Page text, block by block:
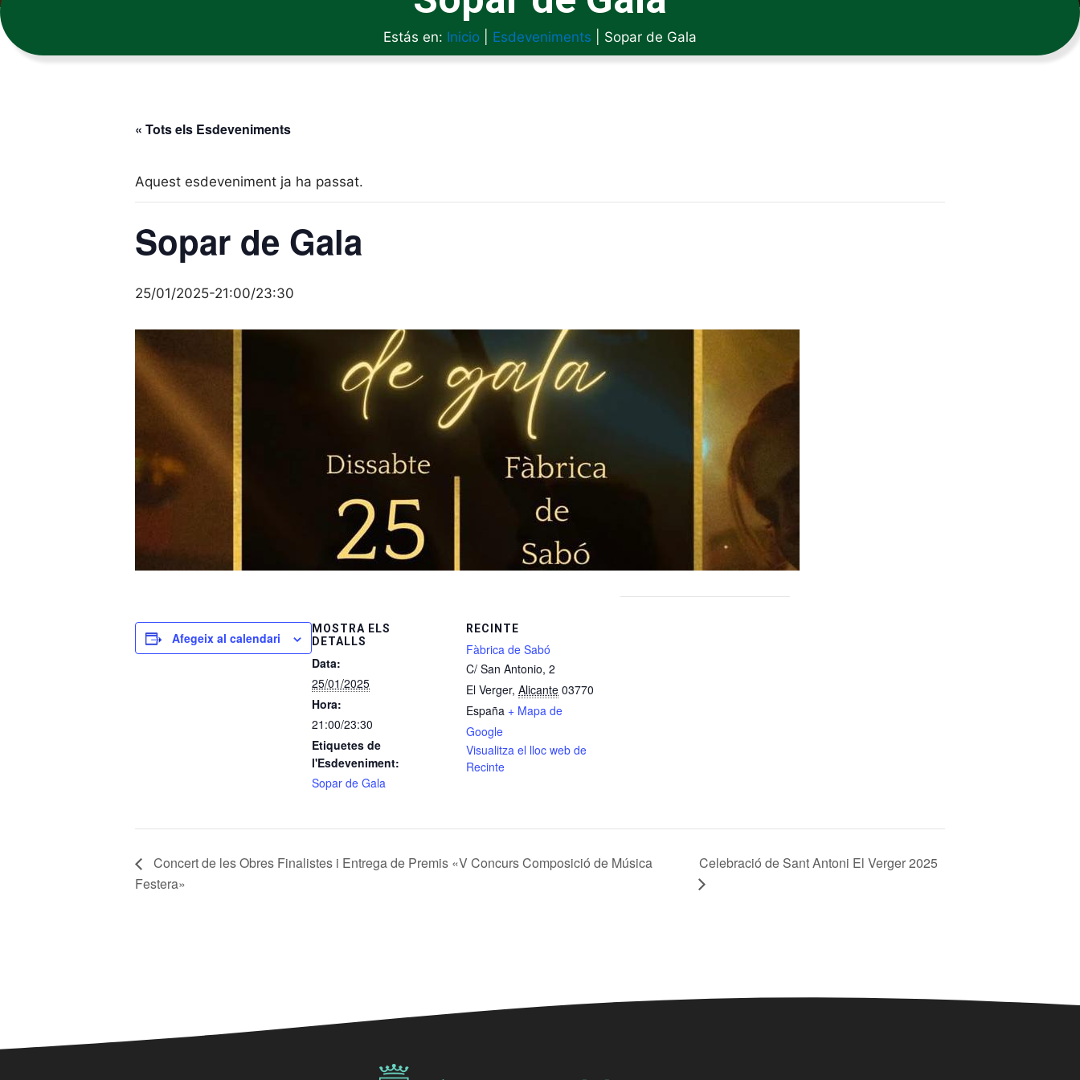
Estás en: Inicio Esdeveniments Sopar de Gala
« Tots els Esdeveniments
Aquest esdeveniment ja ha passat.
Sopar de Gala
25/01/2025-21:00/23:30
Afegeix al calendari
MOSTRA ELS
DETALLS
Data:
25/01/2025
Hora:
21:00/23:30
Etiquetes de
l'Esdeveniment:
Sopar de Gala
RECINTE
Fàbrica de Sabó
C/ San Antonio, 2
El Verger, Alicante 03770
España + Mapa de
Google
Visualitza el lloc web de
Recinte
Concert de les Obres Finalistes i Entrega de Premis «V Concurs Composició de Música
Festera»
Celebració de Sant Antoni El Verger 2025